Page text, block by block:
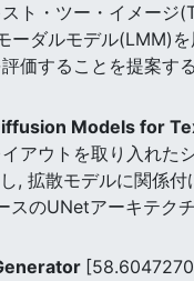
ト・ツー・イメー
ダルモデル(LMM)
価することを提案する
Models for
アウトを取り入れた
, 拡散モデルに関係
のUNetアーキテクチ